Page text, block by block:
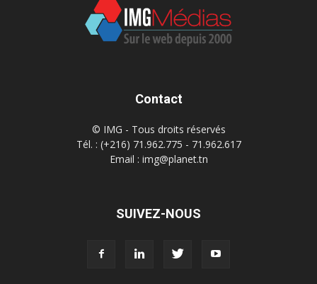
Contact
© IMG - Tous droits réservés
Tél. : (+216) 71.962.775 - 71.962.617
Email : img@planet.tn
SUIVEZ-NOUS